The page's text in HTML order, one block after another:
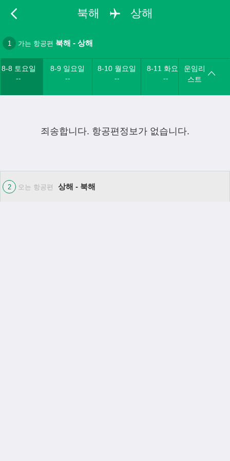
북해 상해
1 가는 항공편 북해 -상해
8-8 토요일
--
8-9 일요일
--
8-10 월요일
--
8-11 화요일
--
운임리
스트
죄송합니다. 항공편정보가 없습니다.
2 오는 항공편 상해 - 북해